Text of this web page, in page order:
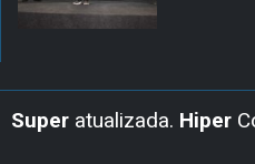
Super atualizada. Hiper